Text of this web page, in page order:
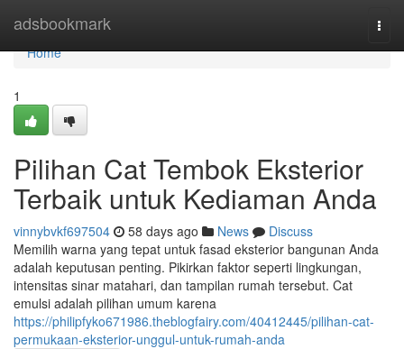
adsbookmark
Home
Home
1
Pilihan Cat Tembok Eksterior
Terbaik untuk Kediaman Anda
vinnybvkf697504 58 days ago News
Discuss
Memilih warna yang tepat untuk fasad eksterior bangunan Anda
adalah keputusan penting. Pikirkan faktor seperti lingkungan,
intensitas sinar matahari, dan tampilan rumah tersebut. Cat
emulsi adalah pilihan umum karena
https://philipfyko671986.theblogfairy.com/40412445/pilihan-cat-
permukaan-eksterior-unggul-untuk-rumah-anda